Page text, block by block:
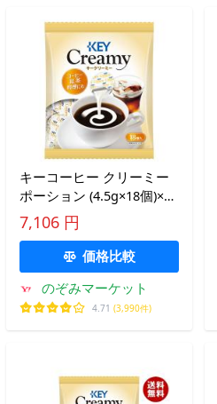
キーコーヒー クリーミー
ポーション (4.5g×18個)×20
袋入×(2ケース)｜ 送料無料
7,106 円
価格比較
のぞみマーケット
4.71 (3,990件)